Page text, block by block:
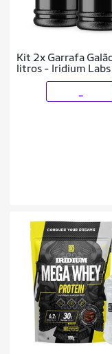
Kit 2x Garrafa
litros - Iridium Labs